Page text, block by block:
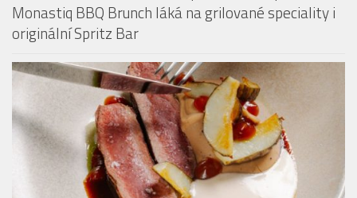
Monastiq BBQ Brunch láká na grilované speciality i
originální Spritz Bar